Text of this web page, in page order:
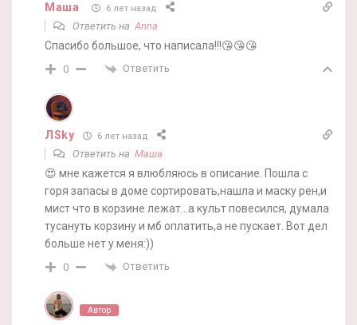
Маша 6 лет назад
Ответить наAnna
Спасибо большое, что написала!!!😘😘😘
0 Ответить
ЛSky 6 лет назад
Ответить на Маша
😍 мне кажется я влюбляюсь в описание. Пошла с
горя запасы в доме сортировать,нашла и маску рен,и
мист что в корзине лежат…а культ повесился, думала
тусануть корзину и мб оплатить,а не пускает. Вот дел
больше нет у меня:))
0 Ответить
Автор